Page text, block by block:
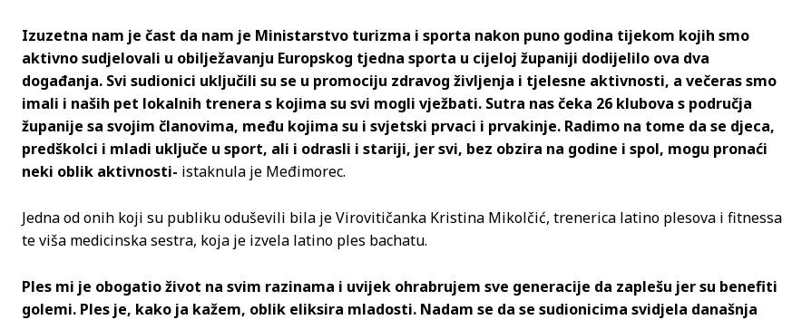
Izuzetna nam je čast da nam je Ministarstvo turizma i sporta nakon puno godina tijekom kojih smo
aktivno sudjelovali u obilježavanju Europskog tjedna sporta u cijeloj županiji dodijelilo ova dva
događanja. Svi sudionici uključili su se u promociju zdravog življenja i tjelesne aktivnosti, a večeras smo
imali i naših pet lokalnih trenera s kojima su svi mogli vježbati. Sutra nas čeka 26 klubova s područja
županije sa svojim članovima, među kojima su i svjetski prvaci i prvakinje. Radimo na tome da se djeca,
predškolci i mladi uključe u sport, ali i odrasli i stariji, jer svi, bez obzira na godine i spol, mogu pronaći
neki oblik aktivnosti- istaknula je Međimorec.
Jedna od onih koji su publiku oduševili bila je Virovitičanka Kristina Mikolčić, trenerica latino plesova i fitnessa
te viša medicinska sestra, koja je izvela latino ples bachatu.
Ples mi je obogatio život na svim razinama i uvijek ohrabrujem sve generacije da zaplešu jer su benefiti
golemi. Ples je, kako ja kažem, oblik eliksira mladosti. Nadam se da se sudionicima svidjela današnja